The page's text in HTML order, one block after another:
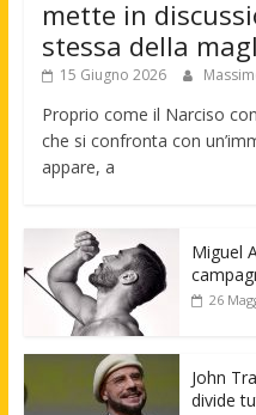
mette in
stessa della
15 Giugno 2026
Proprio come il Narciso
che si confronta con
appare, a
Miguel
26
John
divide